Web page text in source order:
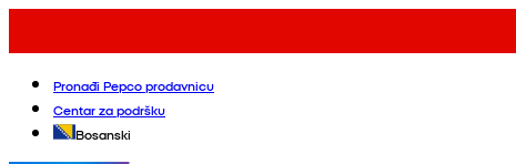
Pronađi Pepco prodavnicu
Centar za podršku
Bosanski